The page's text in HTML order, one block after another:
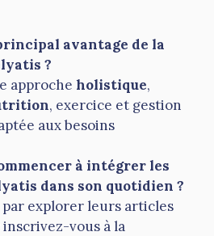
avantage de la
?
approche holistique,
, exercice et gestion
aux besoins
à intégrer les
dans son quotidien ?
par explorer leurs articles
inscrivez-vous à la